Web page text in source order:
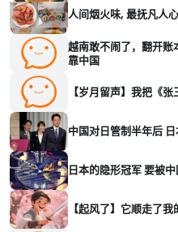
人间烟火味, 最
越南敢不闹了，翻开账
靠中国
【岁月留声】我把《
中国对日管制半年后
日本的隐形冠军 要被
【起风了】它顺走了我